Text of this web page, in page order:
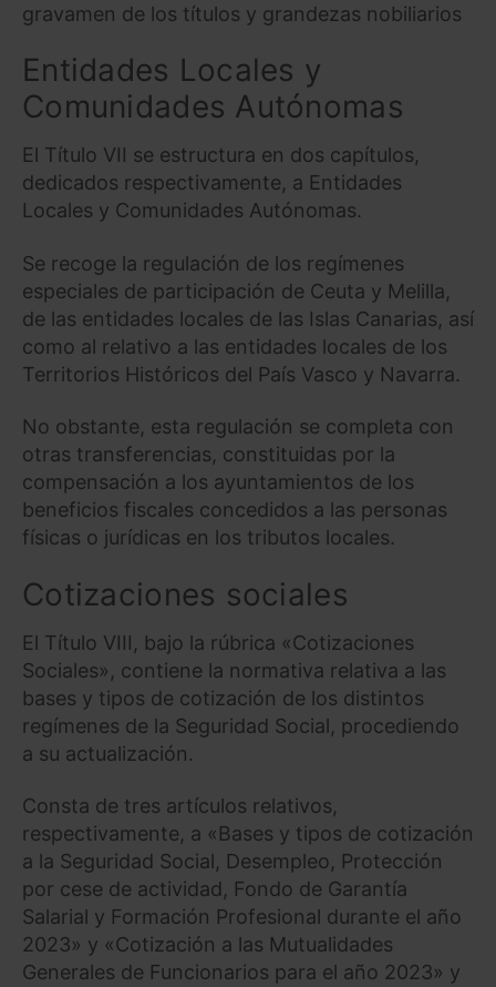
gravamen de los títulos y grandezas nobiliarios
Entidades Locales y
Comunidades Autónomas
El Título VII se estructura en dos capítulos,
dedicados respectivamente, a Entidades
Locales y Comunidades Autónomas.
Se recoge la regulación de los regímenes
especiales de participación de Ceuta y Melilla,
de las entidades locales de las Islas Canarias, así
como al relativo a las entidades locales de los
Territorios Históricos del País Vasco y Navarra.
No obstante, esta regulación se completa con
otras transferencias, constituidas por la
compensación a los ayuntamientos de los
beneficios fiscales concedidos a las personas
físicas o jurídicas en los tributos locales.
Cotizaciones sociales
El Título VIII, bajo la rúbrica «Cotizaciones
Sociales», contiene la normativa relativa a las
bases y tipos de cotización de los distintos
regímenes de la Seguridad Social, procediendo
a su actualización.
Consta de tres artículos relativos,
respectivamente, a «Bases y tipos de cotización
a la Seguridad Social, Desempleo, Protección
por cese de actividad, Fondo de Garantía
Salarial y Formación Profesional durante el año
2023» y «Cotización a las Mutualidades
Generales de Funcionarios para el año 2023» y